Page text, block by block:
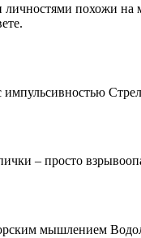
похожи на
импульсивностью
– просто
мышлением